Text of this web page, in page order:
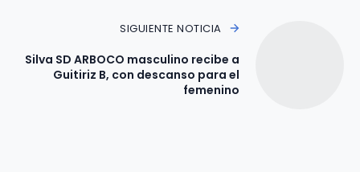
SIGUIENTE NOTICIA
Silva SD ARBOCO masculino recibe a
Guitiriz B, con descanso para el
femenino